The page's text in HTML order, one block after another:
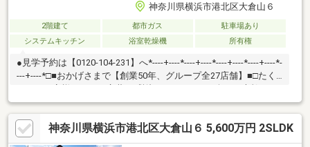
神奈川県横浜市港北区大倉山６
2階建て 都市ガス
駐車場あり
システムキッチン
浴室乾燥機 所有権
●見学予約は【0120-104-231】へ*----+----*----+----*----+----*----+----*-
---+----*□■おかげさまで【創業50年、グループ全27店舗】■□たく
家探しをお約束します。お家探しを始めてみようと思われたらま
ずは、お気軽に東宝ハウス新横浜に相談してみませんか？何も決
まっていなくて大丈夫！まずはお客様の夢をお聞かせください！
「行って良かったね」と思っていただけるように、スタッフ一同
神奈川県横浜市港北区大倉山６ 5,600万円 2SLDK